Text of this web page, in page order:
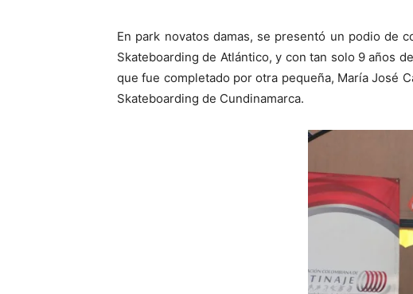
En park novatos damas, se presentó un podio de
Skateboarding de Atlántico, y con tan solo 9 años
que fue completado por otra pequeña, María José
Skateboarding de Cundinamarca.